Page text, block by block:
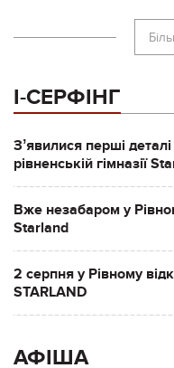
І-СЕРФІНГ
Зʼявилися перші
рівненській гімназії
Вже незабаром у
Starland
2 серпня у Рівному
STARLAND
АФІША